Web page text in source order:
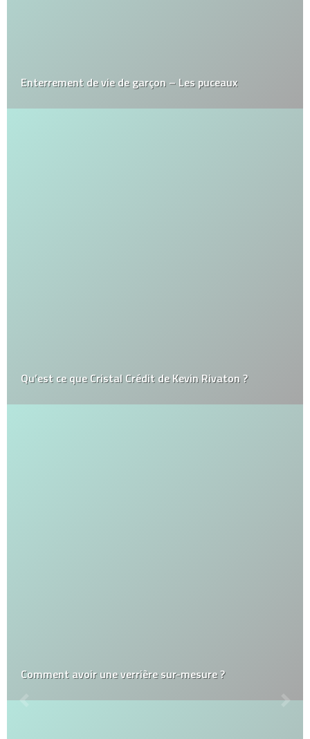
Enterrement de vie de garçon – Les puceaux
Qu’est ce que Cristal Crédit de Kevin Rivaton ?
Comment avoir une verrière sur-mesure ?